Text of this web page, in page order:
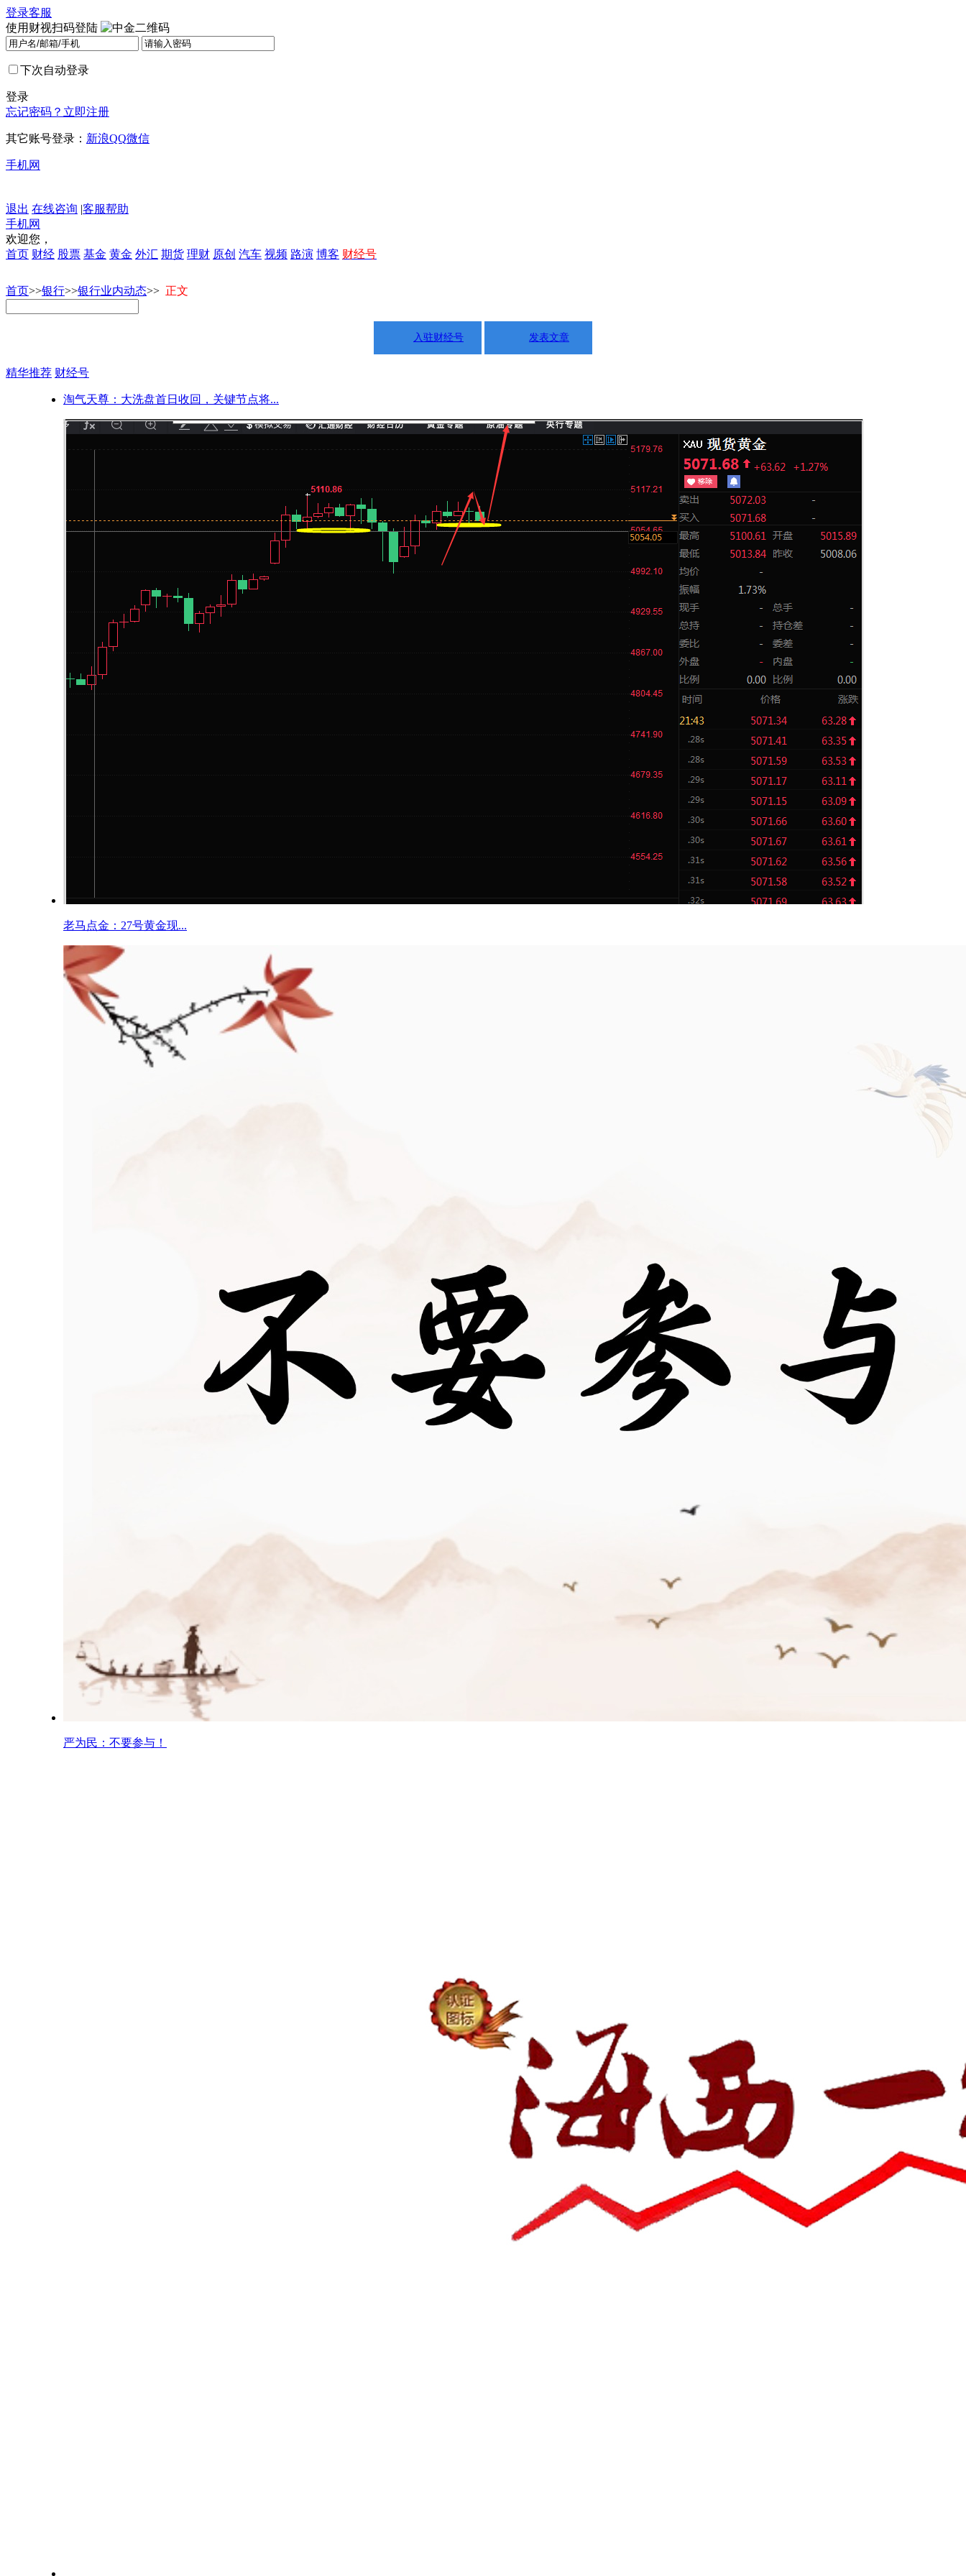
登录客服
使用财视扫码登陆
下次自动登录
登录
忘记密码？ 立即注册
其它账号登录： 新浪QQ微信
手机网
退出 在线咨询 |客服帮助
手机网
欢迎您，
首页 财经 股票 基金 黄金 外汇 期货 理财 原创 汽车 视频 路演 博客 财经号
首页>>银行>>银行业内动态>> 正文
入驻财经号 发表文章
精华推荐 财经号
淘气天尊：大洗盘首日收回，关键节点将...
老马点金：27号黄金现...
严为民：不要参与！